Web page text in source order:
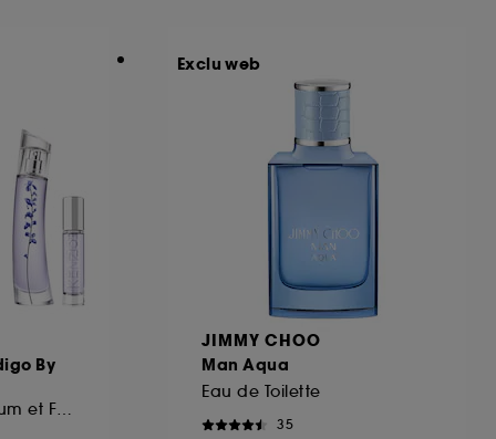
By
JIMMY CHOO
Man Aqua
Eau de Toilette
35
Exclu web
personnaliser vos choix concernant
Sephora pourra associer les
collectées ou générées lors
Voous pouvez à tout moment choisir
ici